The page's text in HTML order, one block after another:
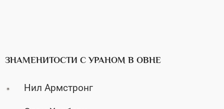
ЗНАМЕНИТОСТИ С УРАНОМ В ОВНЕ
Нил Армстронг